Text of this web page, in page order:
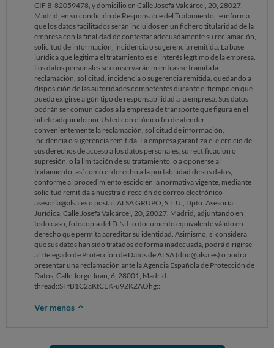
CIF B-82059478, y domicilio en Calle Josefa Valcárcel, 20, 28027,
Madrid, en su condición de Responsable del Tratamiento, le informa
que los datos facilitados serán incluidos en un fichero titularidad de la
empresa con la finalidad de contestar adecuadamente su reclamación,
solicitud de información, incidencia o sugerencia remitida. La base
jurídica que legitima el tratamiento es el interés legítimo de la empresa.
Los datos personales se conservarán mientras se tramita la
reclamación, solicitud, incidencia o sugerencia remitida, quedando a
disposición de las autoridades competentes durante el tiempo en que
pueda exigirse algún tipo de responsabilidad a la empresa. Sus datos
podrán ser comunicados a la empresa de transporte que figura en el
billete adquirido por Usted con el único fin de atender
convenientemente la reclamación, solicitud de información,
incidencia o sugerencia remitida. La empresa garantiza el ejercicio de
sus derechos de acceso a los datos personales, su rectificación o
supresión, o la limitación de su tratamiento, o a oponerse al
tratamiento, así como el derecho a la portabilidad de sus datos,
conforme al procedimiento escido en la normativa vigente, mediante
solicitud remitida a nuestra dirección de correo electrónico
asesoria@alsa.es o postal: ALSA GRUPO, S.L.U., Dpto. Asesoría
Jurídica, Calle Josefa Valcárcel, 20, 28027, Madrid, adjuntando en
todo caso, fotocopia del D.N.I. o documento equivalente válido en
derecho que permita acreditar su identidad. Asimismo, si considera
que sus datos han sido tratados de forma inadecuada, podrá dirigirse
al Delegado de Protección de Datos de ALSA (dpo@alsa.es) o podrá
presentar una reclamación ante la Agencia Española de Protección de
Datos, Calle Jorge Juan, 6, 28001, Madrid.
thread::SFfB1C2aKtCEK-u9ZKZAOhg::
Ver menos